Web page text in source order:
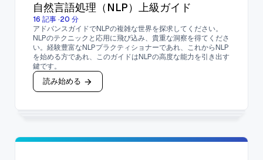
自然言語処理（NLP）上級ガイド
16 記事·20 分
アドバンスガイドでNLPの複雑な世界を探求してください。
NLPのテクニックと応用に飛び込み、貴重な洞察を得てくださ
い。経験豊富なNLPプラクティショナーであれ、これからNLP
を始める方であれ、このガイドはNLPの高度な能力を引き出す
鍵です。
読み始める